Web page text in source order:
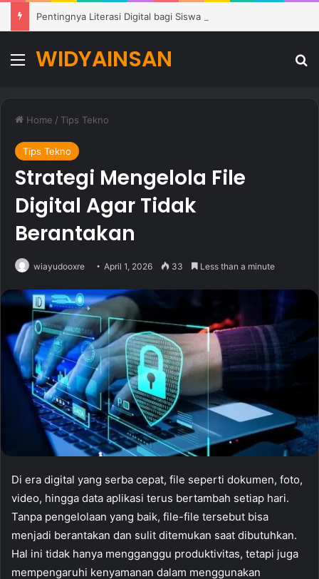
Menu
WIDYAINSAN
Home / Tips Tekno
Tips Tekno
Strategi Mengelola File
Digital Agar Tidak
Berantakan
wiayudooxre April 1, 2026 33 Less than a minute
Di era digital yang serba cepat, file seperti dokumen, foto,
video, hingga data aplikasi terus bertambah setiap hari.
Tanpa pengelolaan yang baik, file-file tersebut bisa
menjadi berantakan dan sulit ditemukan saat dibutuhkan.
Hal ini tidak hanya mengganggu produktivitas, tetapi juga
mempengaruhi kenyamanan dalam menggunakan